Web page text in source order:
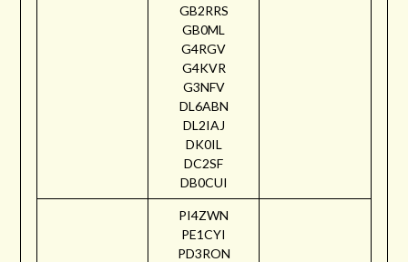
GB2RRS
GB0ML
G4RGV
G4KVR
G3NFV
DL6ABN
DL2IAJ
DK0IL
DC2SF
DB0CUI
PI4ZWN
PE1CYI
PD3RON